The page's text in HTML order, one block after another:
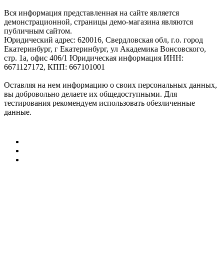
Вся информация представленная на сайте является
демонстрационной, страницы демо-магазина являются
публичным сайтом.
Юридический адрес: 620016, Свердловская обл, г.о. город
Екатеринбург, г Екатеринбург, ул Академика Вонсовского,
стр. 1а, офис 406/1 Юридическая информация ИНН:
6671127172, КПП: 667101001
Оставляя на нем информацию о своих персональных данных,
вы добровольно делаете их общедоступными. Для
тестирования рекомендуем использовать обезличенные
данные.